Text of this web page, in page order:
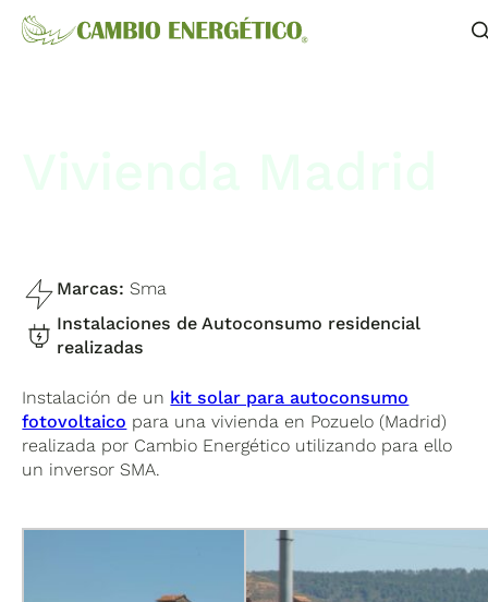
Marcas:Sma
Instalaciones de Autoconsumo residencial
realizadas
Instalación de un kit solar para autoconsumo
fotovoltaico para una vivienda en Pozuelo (Madrid)
realizada por Cambio Energético utilizando para ello
un inversor SMA.